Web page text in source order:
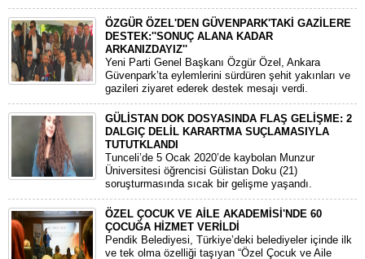
ÖZGÜR ÖZEL'DEN GÜVENPARK'TAKİ GAZİLERE
DESTEK:''SONUÇ ALANA KADAR
ARKANIZDAYIZ''
​Yeni Parti Genel Başkanı Özgür Özel, Ankara
Güvenpark’ta eylemlerini sürdüren şehit yakınları ve
gazileri ziyaret ederek destek mesajı verdi.
GÜLİSTAN DOK DOSYASINDA FLAŞ GELİŞME: 2
DALGIÇ DELİL KARARTMA SUÇLAMASIYLA
TUTUTKLANDI
​Tunceli’de 5 Ocak 2020’de kaybolan Munzur
Üniversitesi öğrencisi Gülistan Doku (21)
soruşturmasında sıcak bir gelişme yaşandı.
ÖZEL ÇOCUK VE AİLE AKADEMİSİ'NDE 60
ÇOCUĞA HİZMET VERİLDİ
Pendik Belediyesi, Türkiye’deki belediyeler içinde ilk
ve tek olma özelliği taşıyan “Özel Çocuk ve Aile